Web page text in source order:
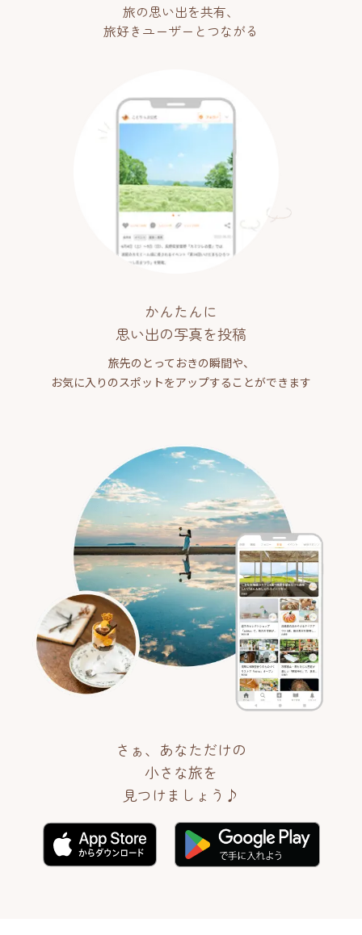
旅の思い出を共有、
旅好きユーザーとつながる
かんたんに
思い出の写真を投稿
旅先のとっておきの瞬間や、
お気に入りのスポットをアップすることができます
さぁ、あなただけの
小さな旅を
見つけましょう♪